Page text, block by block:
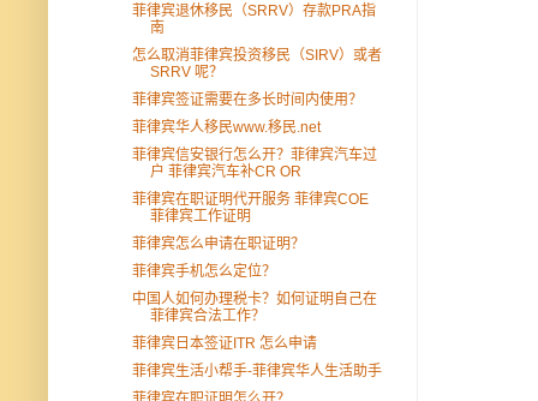
菲律宾退休移民（SRRV）存款PRA指
南
怎么取消菲律宾投资移民（SIRV）或者
SRRV 呢？
菲律宾签证需要在多长时间内使用？
菲律宾华人移民www.移民.net
菲律宾信安银行怎么开？菲律宾汽车过
户 菲律宾汽车补CR OR
菲律宾在职证明代开服务 菲律宾COE
菲律宾工作证明
菲律宾怎么申请在职证明？
菲律宾手机怎么定位？
中国人如何办理税卡？如何证明自己在
菲律宾合法工作？
菲律宾日本签证ITR 怎么申请
菲律宾生活小帮手-菲律宾华人生活助手